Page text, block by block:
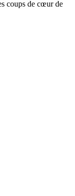
coups de cœur de